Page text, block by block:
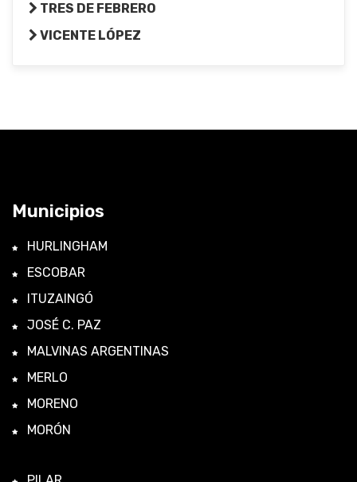
TRES DE FEBRERO
VICENTE LÓPEZ
Municipios
HURLINGHAM
ESCOBAR
ITUZAINGÓ
JOSÉ C. PAZ
MALVINAS ARGENTINAS
MERLO
MORENO
MORÓN